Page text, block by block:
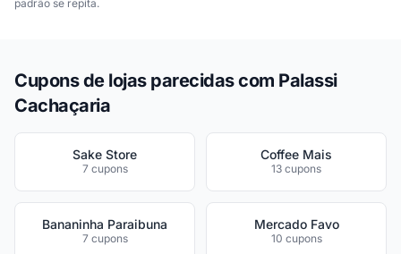
padrão se repita.
Cupons de lojas parecidas com Palassi
Cachaçaria
Sake Store
7 cupons
Coffee Mais
13 cupons
Bananinha Paraibuna
7 cupons
Mercado Favo
10 cupons